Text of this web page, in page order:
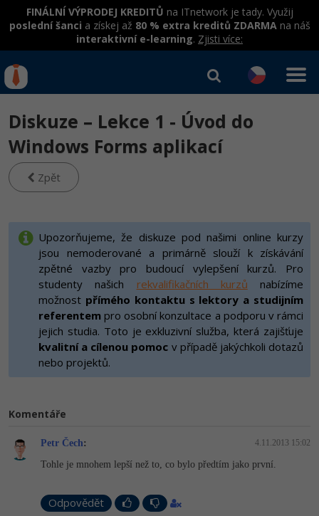
FINÁLNÍ VÝPRODEJ KREDITŮ na ITnetwork je tady. Využij
poslední šanci a získej až 80 % extra kreditů ZDARMAna náš
interaktivní e-learning. Zjisti více:
hrazené úřadem práce
Workshopy zdarma
Datová analýza v praxi
Základy programování
Objektové programování - OOP
Umělá inteligence
HTML5, CSS3, Bootstrap, SEO
UML a návrhové vzory
Spring
Školení dle technologií
C# .NET
Java
PHP
HTML / CSS
Kurzy IT profesí
Junior programátor
Senior programátor
Front-end developer
Vývojář mobilních aplikací
Specialista na AI a bigdata
Tester
Systémový administrátor
Jak začít?
Java -80%
C#.NET -80%
Python -80%
JavaScript
Swift -80%
Kotlin -80%
Přihlásit se| Registrovat
Diskuze – Lekce 1 - Úvod do
Windows Forms aplikací
Zpět
Upozorňujeme, že diskuze pod našimi online kurzy
jsou nemoderované a primárně slouží k získávání
zpětné vazby pro budoucí vylepšení kurzů. Pro
studenty našich rekvalifikačních kurzů nabízíme
možnost přímého kontaktu s lektory a studijním
referentem pro osobní konzultace a podporu v rámci
jejich studia. Toto je exkluzivní služba, která zajišťuje
kvalitní a cílenou pomoc v případě jakýchkoli dotazů
nebo projektů.
Komentáře
Petr Čech: 4.11.2013 15:02
Tohle je mnohem lepší než to, co bylo předtím jako první.
Odpovědět